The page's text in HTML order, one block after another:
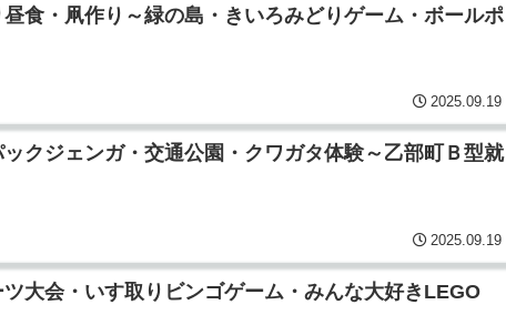
食・凧作り～緑の島・きいろみどりゲーム・ボールポ
2025.09.19
クジェンガ・交通公園・クワガタ体験～乙部町Ｂ型就
2025.09.19
大会・いす取りビンゴゲーム・みんな大好きLEGO